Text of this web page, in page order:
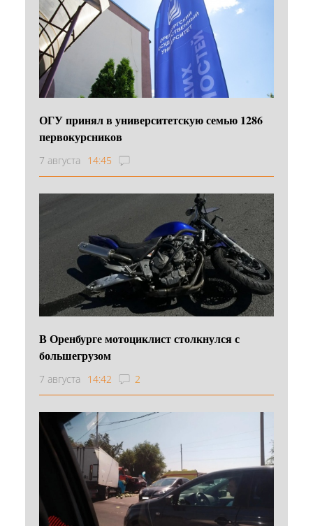
ОГУ принял в университетскую семью 1286
первокурсников
7 августа 14:45
В Оренбурге мотоциклист столкнулся с
большегрузом
7 августа 14:42 2